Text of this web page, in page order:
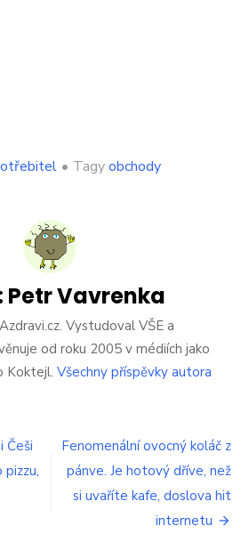
• Tagyobchody
Petr Vavrenka
Vystudoval VŠE a
od roku 2005 v médiích jako
Koktejl. Všechny příspěvky autora
Češi
pizzu,
Fenomenální ovocný koláč z
pánve. Je hotový dříve, než
si uvaříte kafe, doslova hit
internetu